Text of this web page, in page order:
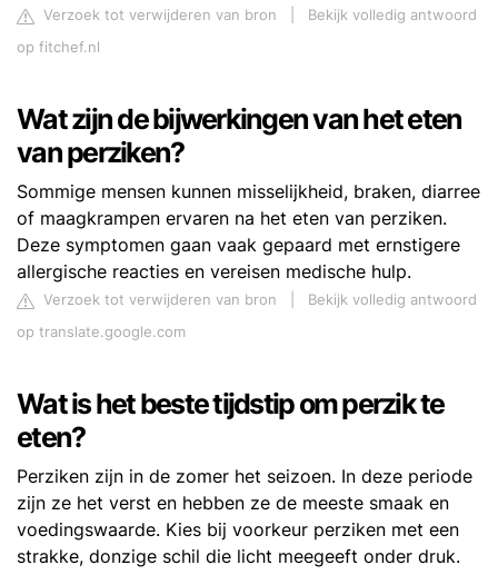
Verzoek tot verwijderen van bron
Bekijk volledig antwoord
op fitchef.nl
Wat zijn de bijwerkingen van het eten
van perziken?
Sommige mensen kunnen misselijkheid, braken, diarree
of maagkrampen ervaren na het eten van perziken.
Deze symptomen gaan vaak gepaard met ernstigere
allergische reacties en vereisen medische hulp.
Verzoek tot verwijderen van bron
Bekijk volledig antwoord
op translate.google.com
Wat is het beste tijdstip om perzik te
eten?
Perziken zijn in de zomer het seizoen. In deze periode
zijn ze het verst en hebben ze de meeste smaak en
voedingswaarde. Kies bij voorkeur perziken met een
strakke, donzige schil die licht meegeeft onder druk.